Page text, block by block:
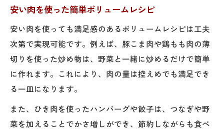
安い肉を使った簡単ボリュームレシピ
安い肉を使っても満足感のあるボリュームレシピは工夫
次第で実現可能です。例えば、豚こま肉や鶏もも肉の薄
切りを使った炒め物は、野菜と一緒に炒めるだけで簡単
に作れます。これにより、肉の量は控えめでも満足でき
る一皿になります。
また、ひき肉を使ったハンバーグや餃子は、つなぎや野
菜を加えることでかさ増しができ、節約しながらも食べ